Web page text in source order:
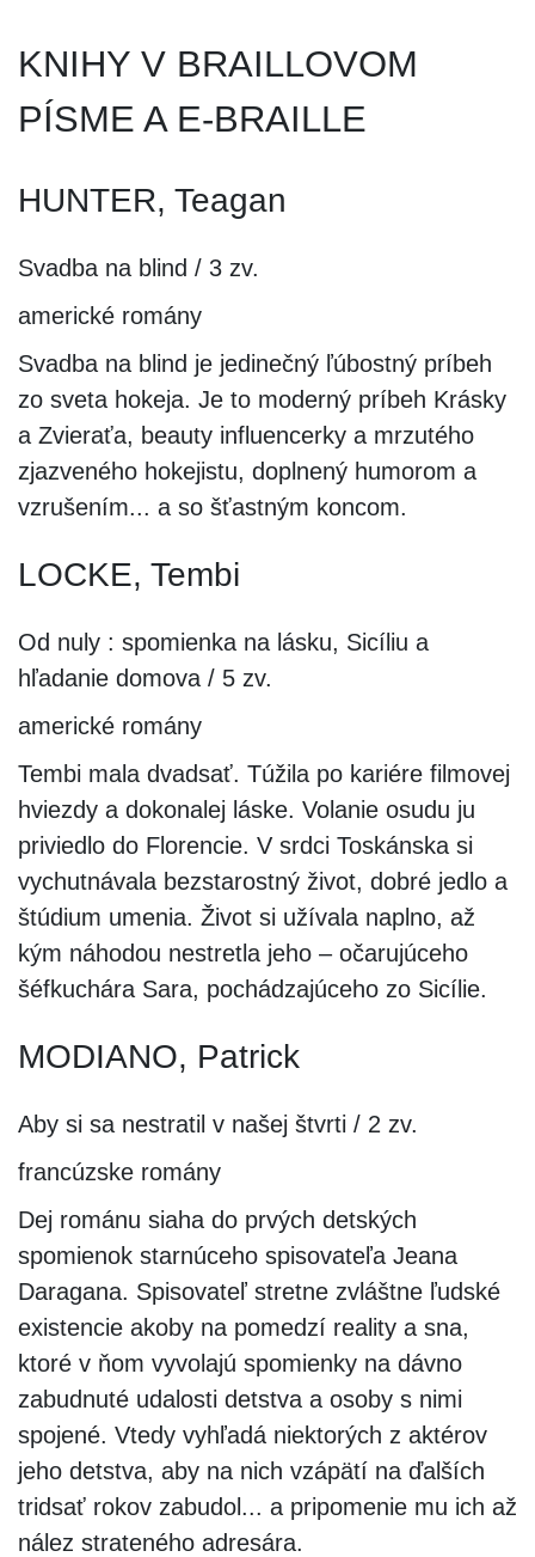
KNIHY V BRAILLOVOM
PÍSME A E-BRAILLE
HUNTER, Teagan
Svadba na blind / 3 zv.
americké romány
Svadba na blind je jedinečný ľúbostný príbeh
zo sveta hokeja. Je to moderný príbeh Krásky
a Zvieraťa, beauty influencerky a mrzutého
zjazveného hokejistu, doplnený humorom a
vzrušením... a so šťastným koncom.
LOCKE, Tembi
Od nuly : spomienka na lásku, Sicíliu a
hľadanie domova / 5 zv.
americké romány
Tembi mala dvadsať. Túžila po kariére filmovej
hviezdy a dokonalej láske. Volanie osudu ju
priviedlo do Florencie. V srdci Toskánska si
vychutnávala bezstarostný život, dobré jedlo a
štúdium umenia. Život si užívala naplno, až
kým náhodou nestretla jeho ‒ očarujúceho
šéfkuchára Sara, pochádzajúceho zo Sicílie.
MODIANO, Patrick
Aby si sa nestratil v našej štvrti / 2 zv.
francúzske romány
Dej románu siaha do prvých detských
spomienok starnúceho spisovateľa Jeana
Daragana. Spisovateľ stretne zvláštne ľudské
existencie akoby na pomedzí reality a sna,
ktoré v ňom vyvolajú spomienky na dávno
zabudnuté udalosti detstva a osoby s nimi
spojené. Vtedy vyhľadá niektorých z aktérov
jeho detstva, aby na nich vzápätí na ďalších
tridsať rokov zabudol... a pripomenie mu ich až
nález strateného adresára.